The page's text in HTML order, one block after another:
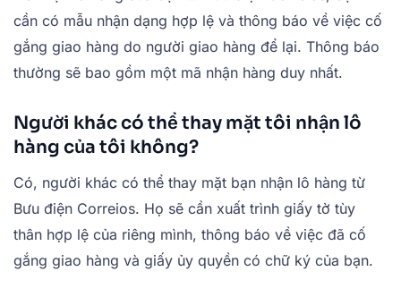
cần có mẫu nhận dạng hợp lệ và thông báo về việc cố
gắng giao hàng do người giao hàng để lại. Thông báo
thường sẽ bao gồm một mã nhận hàng duy nhất.
Người khác có thể thay mặt tôi nhận lô
hàng của tôi không?
Có, người khác có thể thay mặt bạn nhận lô hàng từ
Bưu điện Correios. Họ sẽ cần xuất trình giấy tờ tùy
thân hợp lệ của riêng mình, thông báo về việc đã cố
gắng giao hàng và giấy ủy quyền có chữ ký của bạn.